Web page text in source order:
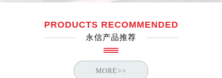
PRODUCTS RECOMMENDED
永信产品推荐
MORE>>